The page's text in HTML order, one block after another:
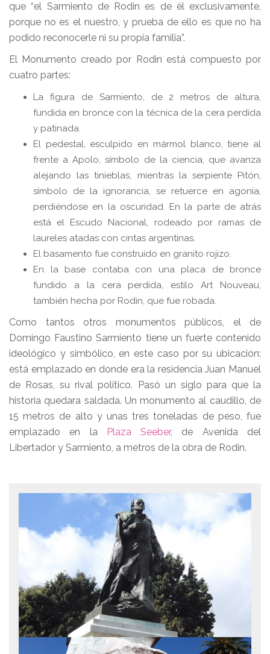
que “el Sarmiento de Rodin es de él exclusivamente,
porque no es el nuestro, y prueba de ello es que no ha
podido reconocerle ni su propia familia”.
El Monumento creado por Rodin está compuesto por
cuatro partes:
La figura de Sarmiento, de 2 metros de altura,
fundida en bronce con la técnica de la cera perdida
y patinada.
El pedestal, esculpido en mármol blanco, tiene al
frente a Apolo, símbolo de la ciencia, que avanza
alejando las tinieblas, mientras la serpiente Pitón,
símbolo de la ignorancia, se retuerce en agonía,
perdiéndose en la oscuridad. En la parte de atrás
está el Escudo Nacional, rodeado por ramas de
laureles atadas con cintas argentinas.
El basamento fue construido en granito rojizo.
En la base contaba con una placa de bronce
fundido a la cera perdida, estilo Art Nouveau,
también hecha por Rodin, que fue robada.
Como tantos otros monumentos públicos, el de
Domingo Faustino Sarmiento tiene un fuerte contenido
ideológico y simbólico, en este caso por su ubicación:
está emplazado en donde era la residencia Juan Manuel
de Rosas, su rival político. Pasó un siglo para que la
historia quedara saldada. Un monumento al caudillo, de
15 metros de alto y unas tres toneladas de peso, fue
emplazado en la Plaza Seeber, de Avenida del
Libertador y Sarmiento, a metros de la obra de Rodin.